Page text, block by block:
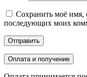
Сохранить моё имя,
последующих моих
Оплата и получение